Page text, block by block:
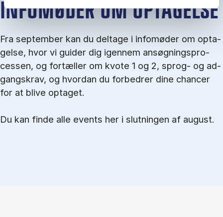
IN­FO­MØ­DER OM OP­TA­GEL­SE
Fra september kan du del­tage i in­fo­mø­der om op­ta­
gel­se, hvor vi gu­i­der dig igen­nem an­søg­nings­pro­
ces­sen, og for­tæl­ler om kvo­te 1 og 2, sprog- og ad­
gangs­krav, og hvordan du forbedrer dine chancer
for at blive optaget.
Du kan finde alle events her i slutningen af august.